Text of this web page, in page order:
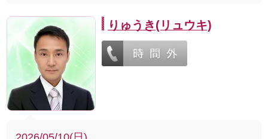
りゅうき(リュウキ)